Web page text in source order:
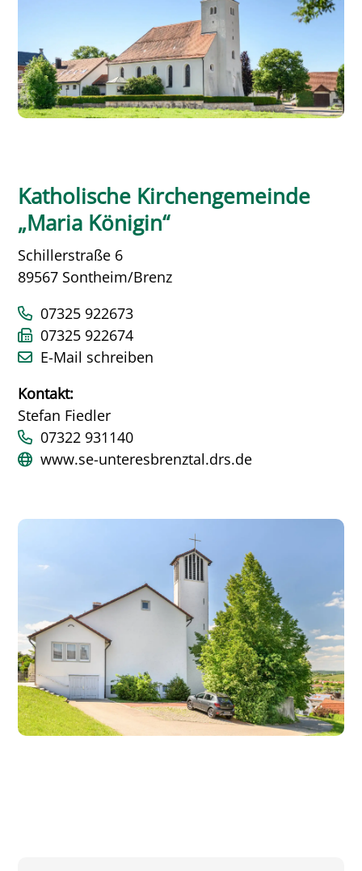
Katholische Kirchengemeinde
„Maria Königin“
Schillerstraße 6
89567 Sontheim/Brenz
07325 922673
07325 922674
E-Mail schreiben
Kontakt:
Stefan Fiedler
07322 931140
www.se-unteresbrenztal.drs.de